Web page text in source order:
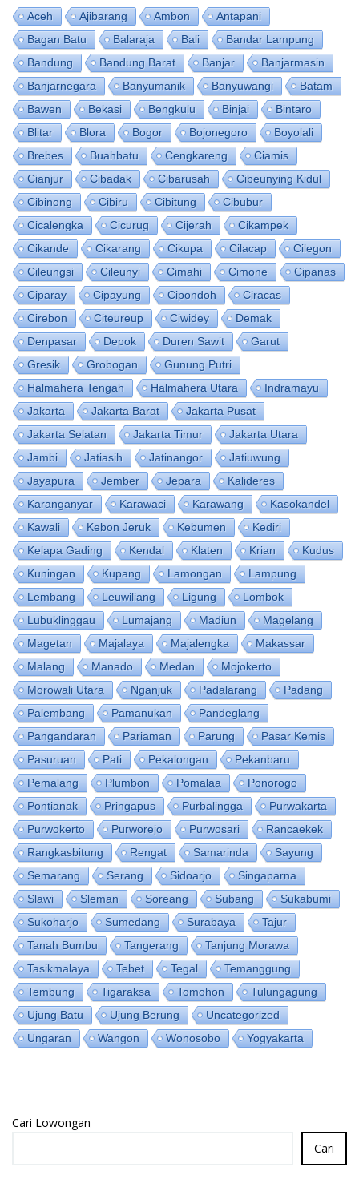
Aceh Ajibarang Ambon
Antapani
Bagan Batu
Balaraja Bali
Bandar Lampung
Bandung
Bandung Barat Banjar
Banjarmasin
Banjarnegara
Banyumanik Banyuwangi
Batam
Bawen
Bekasi Bengkulu Binjai
Bintaro
Blitar
Blora Bogor Bojonegoro
Boyolali
Brebes
Buahbatu Cengkareng
Ciamis
Cianjur
Cibadak Cibarusah
Cibeunying Kidul
Cibinong
Cibiru Cibitung
Cibubur
Cicalengka
Cicurug Cijerah
Cikampek
Cikande
Cikarang Cikupa Cilacap
Cilegon
Cileungsi
Cileunyi Cimahi Cimone
Cipanas
Ciparay
Cipayung Cipondoh
Ciracas
Cirebon
Citeureup Ciwidey
Demak
Denpasar
Depok Duren Sawit
Garut
Gresik
Grobogan
Gunung Putri
Halmahera Tengah
Halmahera Utara
Indramayu
Jakarta
Jakarta Barat
Jakarta Pusat
Jakarta Selatan
Jakarta Timur
Jakarta Utara
Jambi
Jatiasih Jatinangor
Jatiuwung
Jayapura
Jember Jepara
Kalideres
Karanganyar
Karawaci Karawang
Kasokandel
Kawali
Kebon Jeruk Kebumen
Kediri
Kelapa Gading
Kendal Klaten Krian
Kudus
Kuningan
Kupang Lamongan
Lampung
Lembang
Leuwiliang Ligung
Lombok
Lubuklinggau
Lumajang Madiun
Magelang
Magetan
Majalaya Majalengka
Makassar
Malang
Manado Medan
Mojokerto
Morowali Utara
Nganjuk Padalarang
Padang
Palembang
Pamanukan
Pandeglang
Pangandaran
Pariaman Parung
Pasar Kemis
Pasuruan
Pati Pekalongan
Pekanbaru
Pemalang
Plumbon Pomalaa
Ponorogo
Pontianak
Pringapus Purbalingga
Purwakarta
Purwokerto
Purworejo Purwosari
Rancaekek
Rangkasbitung
Rengat Samarinda
Sayung
Semarang
Serang Sidoarjo
Singaparna
Slawi
Sleman Soreang Subang
Sukabumi
Sukoharjo
Sumedang Surabaya
Tajur
Tanah Bumbu
Tangerang
Tanjung Morawa
Tasikmalaya
Tebet Tegal
Temanggung
Tembung
Tigaraksa Tomohon
Tulungagung
Ujung Batu
Ujung Berung
Uncategorized
Ungaran
Wangon Wonosobo Yogyakarta
Cari Lowongan
Cari